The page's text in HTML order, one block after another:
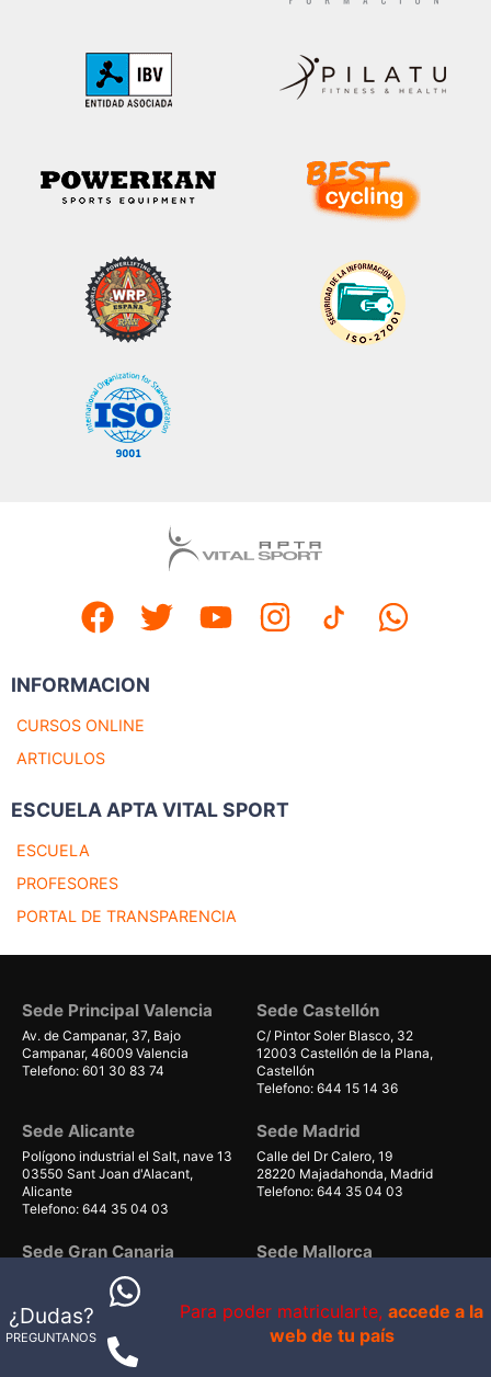
¿Dudas?
PREGUNTANOS
Para poder matricularte,accede a la
web de tu país
INFORMACION
CURSOS ONLINE
ARTICULOS
ESCUELA APTA VITAL SPORT
ESCUELA
PROFESORES
PORTAL DE TRANSPARENCIA
Sede Principal Valencia
Av. de Campanar, 37, Bajo
Campanar, 46009 Valencia
Telefono: 601 30 83 74
Sede Castellón
C/ Pintor Soler Blasco, 32
12003 Castellón de la Plana,
Castellón
Telefono: 644 15 14 36
Sede Alicante
Polígono industrial el Salt, nave 13
03550 Sant Joan d'Alacant,
Alicante
Telefono: 644 35 04 03
Sede Madrid
Calle del Dr Calero, 19
28220 Majadahonda, Madrid
Telefono: 644 35 04 03
Sede Gran Canaria
Avenida de Gáldar 56, planta 1
35100, Maspalomas, Las Palmas
Telefono: 679 55 59 06
Sede Mallorca
07011 Palma, Illes Balears
Telefono: 661 38 71 41